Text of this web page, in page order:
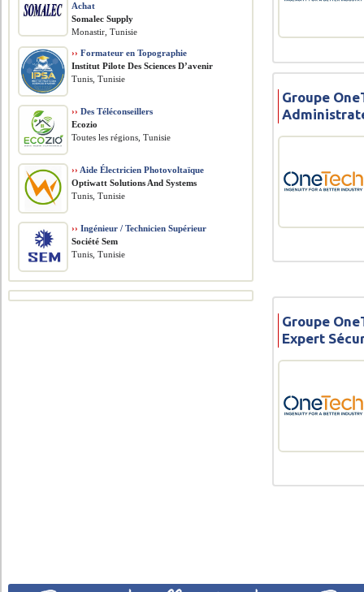
Groupe
Groupe
Expert
Achat
Somalec Supply
Monastir, Tunisie
›› Formateur en Topographie
Institut Pilote Des Sciences D’avenir
Tunis, Tunisie
›› Des Téléconseillers
Ecozio
Toutes les régions, Tunisie
›› Aide Électricien Photovoltaïque
Optiwatt Solutions And Systems
Tunis, Tunisie
›› Ingénieur / Technicien Supérieur
Société Sem
Tunis, Tunisie